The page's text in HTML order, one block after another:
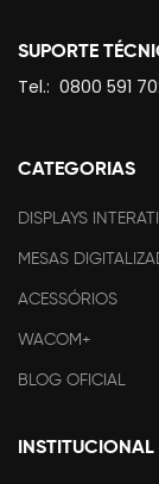
SUPORTE
Tel.: 0800 591
CATEGORIAS
DISPLAYS
MESAS
ACESSÓRIOS
WACOM+
BLOG OFICIAL
INSTITUCIONAL